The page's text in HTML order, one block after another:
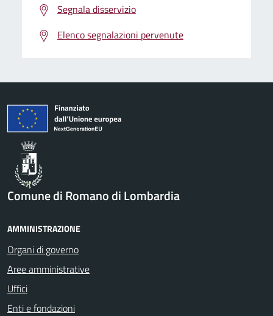
Segnala disservizio
Elenco segnalazioni pervenute
Comune di Romano di Lombardia
AMMINISTRAZIONE
Organi di governo
Aree amministrative
Uffici
Enti e fondazioni